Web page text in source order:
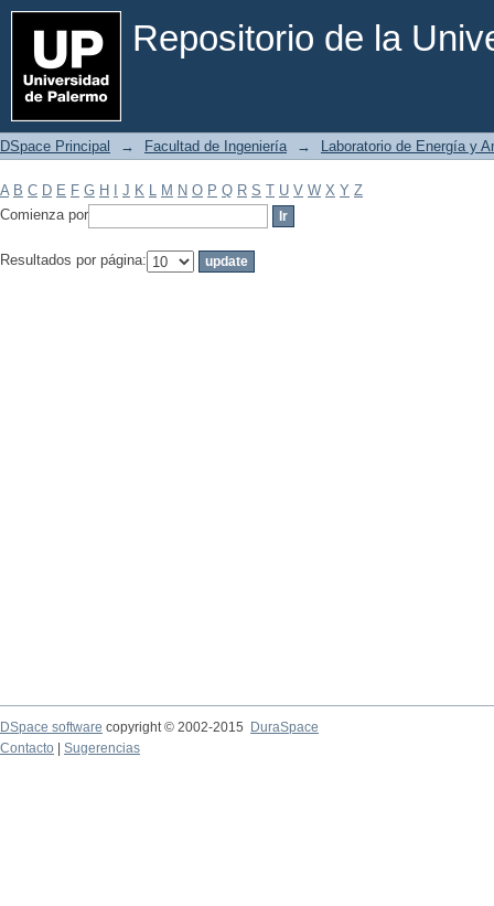
Repositorio de la
Filtrar por: Materia
DSpace Principal → Facultad de Ingeniería → Laboratorio de Energía y
A B C D E F G H J K L M N O P Q R S T U V W X Y Z
Comienza por
Resultados por página:
DSpace software copyright © 2002-2015
DuraSpace
Contacto
Sugerencias